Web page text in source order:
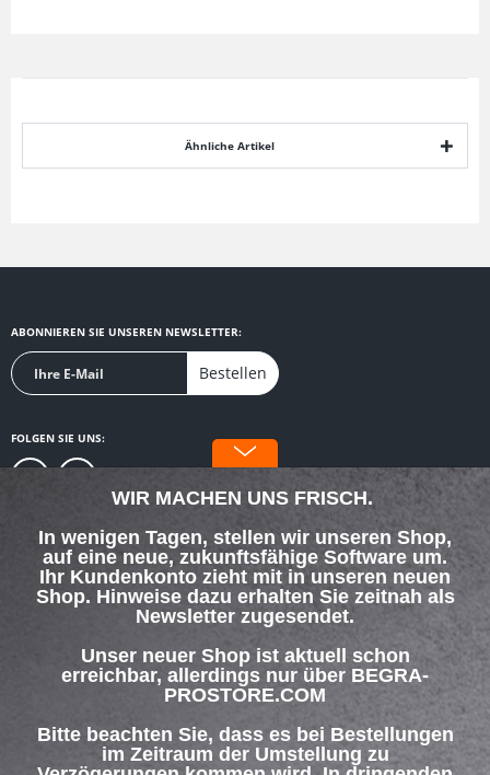
Ähnliche Artikel
ABONNIEREN SIE UNSEREN NEWSLETTER:
Bestellen
FOLGEN SIE UNS:
WIR MACHEN UNS FRISCH.
In wenigen Tagen, stellen wir unseren Shop,
auf eine neue, zukunftsfähige Software um.
Ihr Kundenkonto zieht mit in unseren neuen
Shop. Hinweise dazu erhalten Sie zeitnah als
Newsletter zugesendet.
Unser neuer Shop ist aktuell schon
erreichbar, allerdings nur über BEGRA-
PROSTORE.COM
Bitte beachten Sie, dass es bei Bestellungen
im Zeitraum der Umstellung zu
SERVICE HOTLINE
INFORMATIONEN